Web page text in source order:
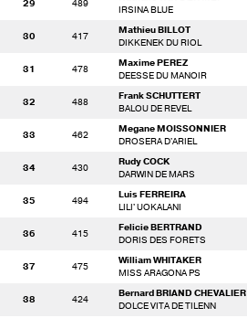
29 489
IRSINA BLUE
30 417
Mathieu BILLOT
DIKKENEK DU RIOL
31 478
Maxime PEREZ
DEESSE DU MANOIR
32 488
Frank SCHUTTERT
BALOU DE REVEL
33 462
Megane MOISSONNIER
DROSERA D'ARIEL
34 430
Rudy COCK
DARWIN DE MARS
35 494
Luis FERREIRA
LILI' UOKALANI
36 415
Felicie BERTRAND
DORIS DES FORETS
37 475
William WHITAKER
MISS ARAGONA PS
38 424
Bernard BRIAND CHEVALIER
DOLCE VITA DE TILENN